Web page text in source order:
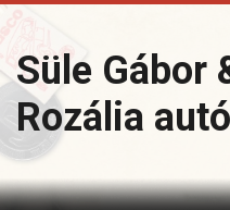
Süle Gábor
Rozália